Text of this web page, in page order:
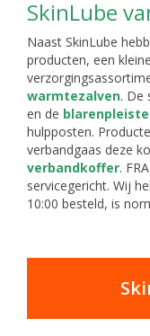
SkinLube
Naast SkinLube
producten, een
warmtezalven. De
en de
hulpposten.
verbandgaas deze
verbandkoffer.
servicegericht. Wij
10:00 besteld, is